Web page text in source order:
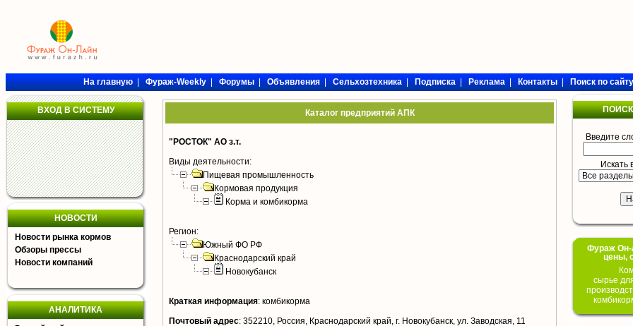
На главную|Фураж-Weekly|Форумы|Объявления|Сельхозтехника|Подписка|Реклама|Контакты|Поиск по сайту
ВХОД В СИСТЕМУ
НОВОСТИ
Новости рынка кормов
Обзоры прессы
Новости компаний
АНАЛИТИКА
Каталог предприятий АПК
"РОСТОК" АО з.т.
Виды деятельности:
Пищевая промышленность
Кормовая продукция
Корма и комбикорма
Регион:
Южный ФО РФ
Краснодарский край
Новокубанск
Краткая информация: комбикорма
Почтовый адрес: 352210, Россия, Краснодарский край, г. Новокубанск, ул. Заводская, 11
Введите
Искать
Фураж Он-
цены,
сырье